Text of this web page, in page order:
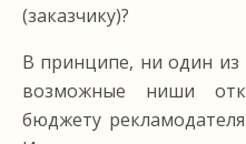
(заказчику)?
В принципе, ни один из
возможные ниши
бюджету